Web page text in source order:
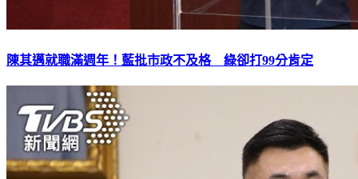
陳其邁就職滿週年！藍批市政不及格 綠卻打99分肯定